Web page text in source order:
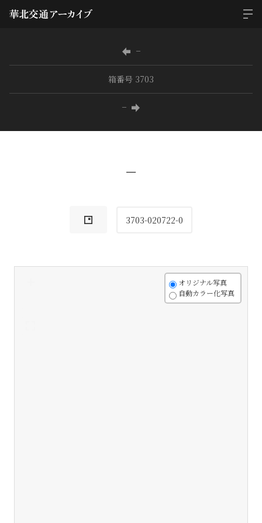
−
箱番号 3703
−
−
3703-020722-0
オリジナル写真
自動カラー化写真